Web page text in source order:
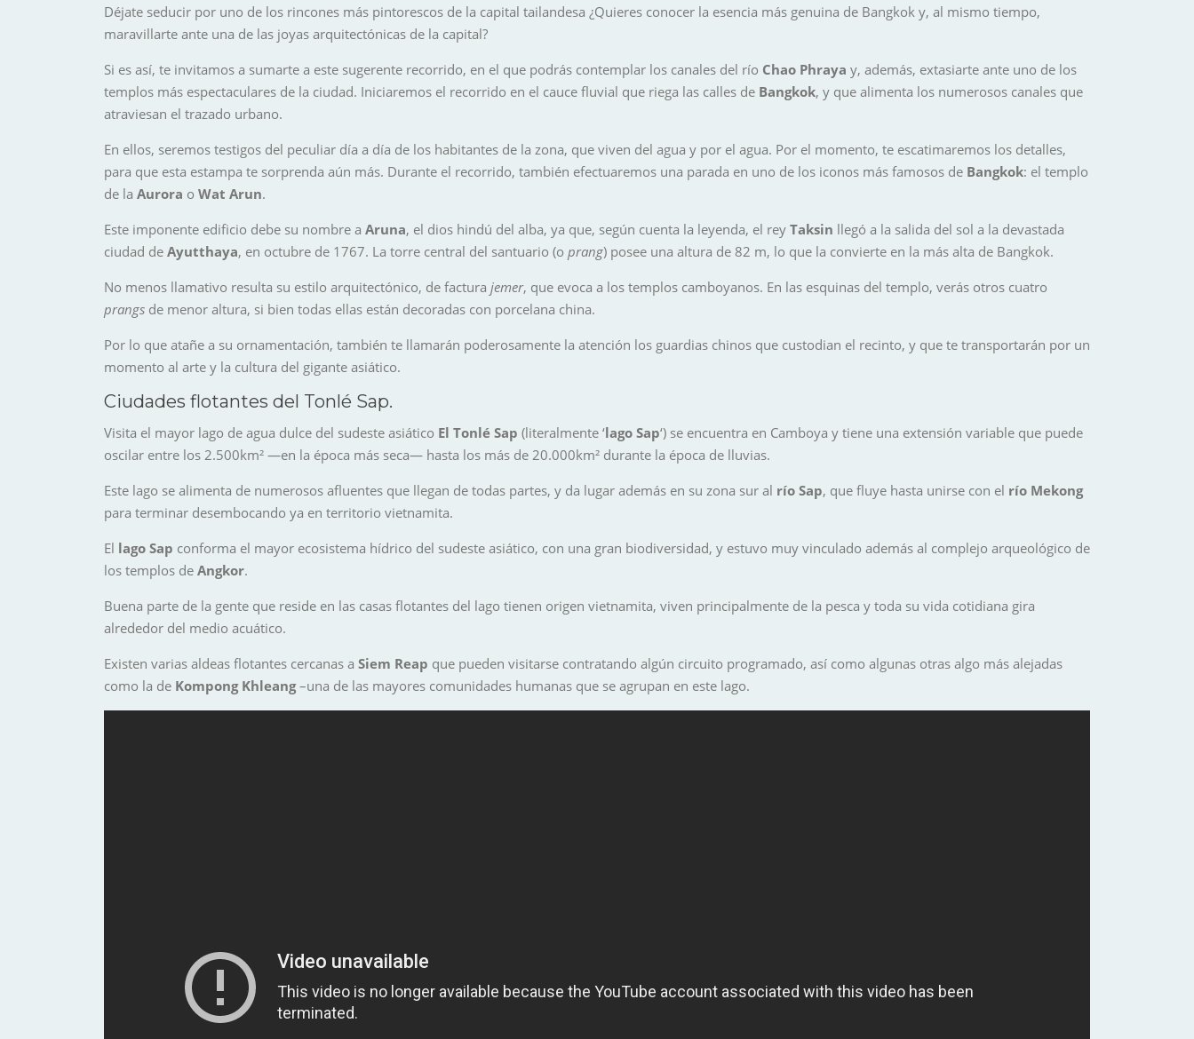
Déjate seducir por uno de los rincones más pintorescos de la capital tailandesa ¿Quieres conocer la esencia más genuina de Bangkok y, al mismo tiempo,
maravillarte ante una de las joyas arquitectónicas de la capital?
Si es así, te invitamos a sumarte a este sugerente recorrido, en el que podrás contemplar los canales del río Chao Phraya y, además, extasiarte ante uno de los
templos más espectaculares de la ciudad. Iniciaremos el recorrido en el cauce fluvial que riega las calles de Bangkok, y que alimenta los numerosos canales que
atraviesan el trazado urbano.
En ellos, seremos testigos del peculiar día a día de los habitantes de la zona, que viven del agua y por el agua. Por el momento, te escatimaremos los detalles,
para que esta estampa te sorprenda aún más. Durante el recorrido, también efectuaremos una parada en uno de los iconos más famosos de Bangkok: el templo
de la Aurora o Wat Arun.
Este imponente edificio debe su nombre a Aruna, el dios hindú del alba, ya que, según cuenta la leyenda, el rey Taksin llegó a la salida del sol a la devastada
ciudad de Ayutthaya, en octubre de 1767. La torre central del santuario (o prang) posee una altura de 82 m, lo que la convierte en la más alta de Bangkok.
No menos llamativo resulta su estilo arquitectónico, de factura jemer, que evoca a los templos camboyanos. En las esquinas del templo, verás otros cuatro
prangs de menor altura, si bien todas ellas están decoradas con porcelana china.
Por lo que atañe a su ornamentación, también te llamarán poderosamente la atención los guardias chinos que custodian el recinto, y que te transportarán por un
momento al arte y la cultura del gigante asiático.
Ciudades flotantes del Tonlé Sap.
Visita el mayor lago de agua dulce del sudeste asiático El Tonlé Sap (literalmente ‘lago Sap‘) se encuentra en Camboya y tiene una extensión variable que puede
oscilar entre los 2.500km² —en la época más seca— hasta los más de 20.000km² durante la época de lluvias.
Este lago se alimenta de numerosos afluentes que llegan de todas partes, y da lugar además en su zona sur al río Sap, que fluye hasta unirse con el río Mekong
para terminar desembocando ya en territorio vietnamita.
El lago Sap conforma el mayor ecosistema hídrico del sudeste asiático, con una gran biodiversidad, y estuvo muy vinculado además al complejo arqueológico de
los templos de Angkor.
Buena parte de la gente que reside en las casas flotantes del lago tienen origen vietnamita, viven principalmente de la pesca y toda su vida cotidiana gira
alrededor del medio acuático.
Existen varias aldeas flotantes cercanas a Siem Reap que pueden visitarse contratando algún circuito programado, así como algunas otras algo más alejadas
como la de Kompong Khleang–una de las mayores comunidades humanas que se agrupan en este lago.